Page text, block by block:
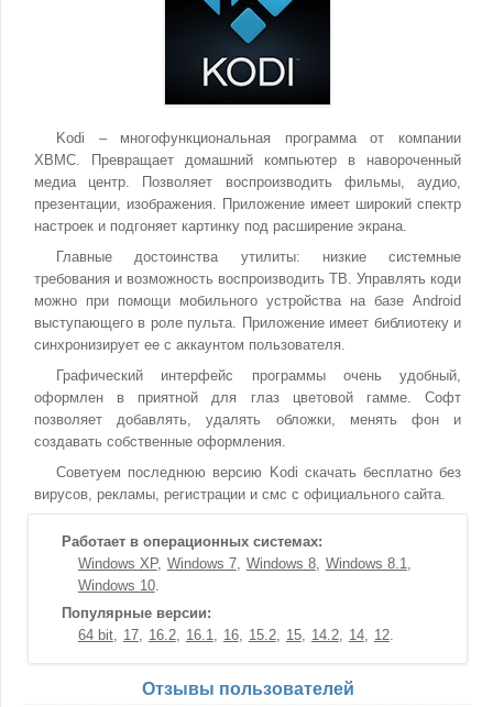
Kodi – многофункциональная программа от компании
XBMC. Превращает домашний компьютер в навороченный
медиа центр. Позволяет воспроизводить фильмы, аудио,
презентации, изображения. Приложение имеет широкий спектр
настроек и подгоняет картинку под расширение экрана.
Главные достоинства утилиты: низкие системные
требования и возможность воспроизводить ТВ. Управлять коди
можно при помощи мобильного устройства на базе Android
выступающего в роле пульта. Приложение имеет библиотеку и
синхронизирует ее с аккаунтом пользователя.
Графический интерфейс программы очень удобный,
оформлен в приятной для глаз цветовой гамме. Софт
позволяет добавлять, удалять обложки, менять фон и
создавать собственные оформления.
Советуем последнюю версию Kodi скачать бесплатно без
вирусов, рекламы, регистрации и смс с официального сайта.
Работает в операционных системах:
Windows XP
Windows 7 Windows 8
Windows 8.1
Windows 10
Популярные версии:
64 bit
17 16.2 16.1 16 15.2 15 14.2 14 12
Отзывы пользователей